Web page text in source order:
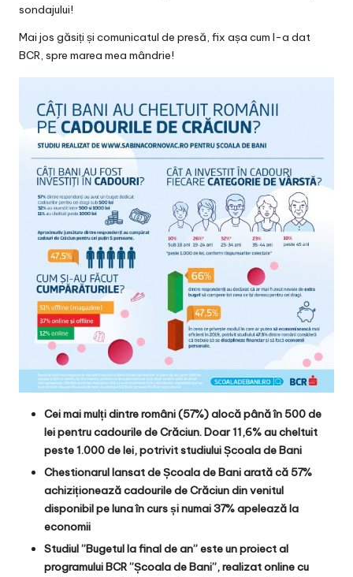
sondajului!
Mai jos găsiți și comunicatul de presă, fix așa cum l-a dat
BCR, spre marea mea mândrie!
Cei mai mulți dintre români (57%) alocă până în 500 de
lei pentru cadourile de Crăciun. Doar 11,6% au cheltuit
peste 1.000 de lei, potrivit studiului Școala de Bani
Chestionarul lansat de Școala de Bani arată că 57%
achiziționează cadourile de Crăciun din venitul
disponibil pe luna în curs și numai 37% apelează la
economii
Studiul ”Bugetul la final de an” este un proiect al
programului BCR ”Școala de Bani”, realizat online cu